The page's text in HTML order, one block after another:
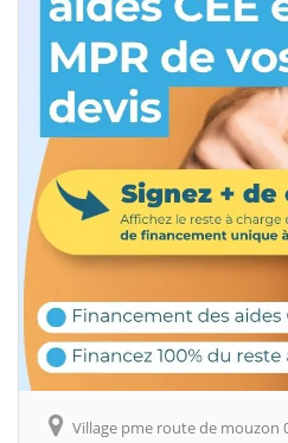
Village pme route de mouzon